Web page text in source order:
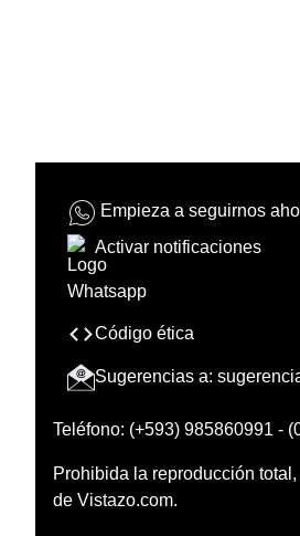
Empieza a seguirnos
Activar notificaciones
Código ética
Sugerencias a:
Teléfono: (+593) 985860991 -
Prohibida la reproducción
de Vistazo.com.